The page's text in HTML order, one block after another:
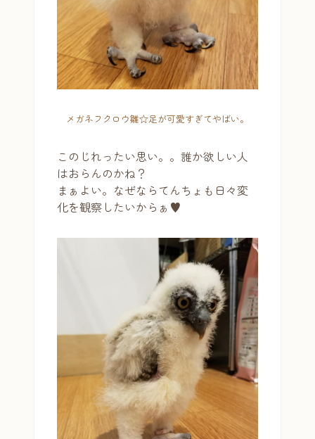
メガネフクロウ雛☆足が可愛すぎてやばい。
このじれったい思い。。誰か欲しい人
はおらんのかね？
まぁよい。なぜならてんちょも日々変
化を観察したいからぁ♥